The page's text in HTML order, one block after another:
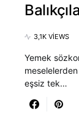
3,1K VIEWS
Yemek
eşsiz tek…